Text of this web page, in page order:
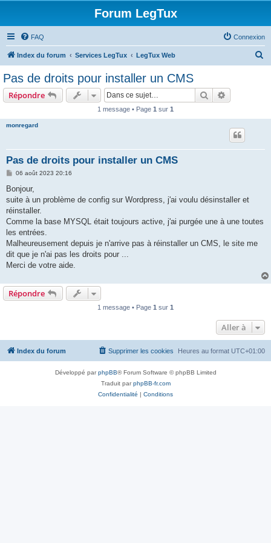
Forum LegTux
FAQ Connexion
Index du forum Services LegTux LegTux Web
Pas de droits pour installer un CMS
Répondre Rechercher
1 message • Page 1 sur 1
monregard
Pas de droits pour installer un CMS
M
s
a
g
06 août 2023 20:16
Bonjour,
suite à un problème de config sur Wordpress, j'ai voulu désinstaller et
réinstaller.
Comme la base MYSQL était toujours active, j'ai purgée une à une toutes
les entrées.
Malheureusement depuis je n'arrive pas à réinstaller un CMS, le site me
dit que je n'ai pas les droits pour ...
Merci de votre aide.
Répondre
1 message • Page 1 sur 1
Aller à
Index du forum Heures au format UTC+01:00
Supprimer les cookies
Développé parphpBB® Forum Software © phpBB Limited
Traduit parphpBB-fr.com
Confidentialité | Conditions